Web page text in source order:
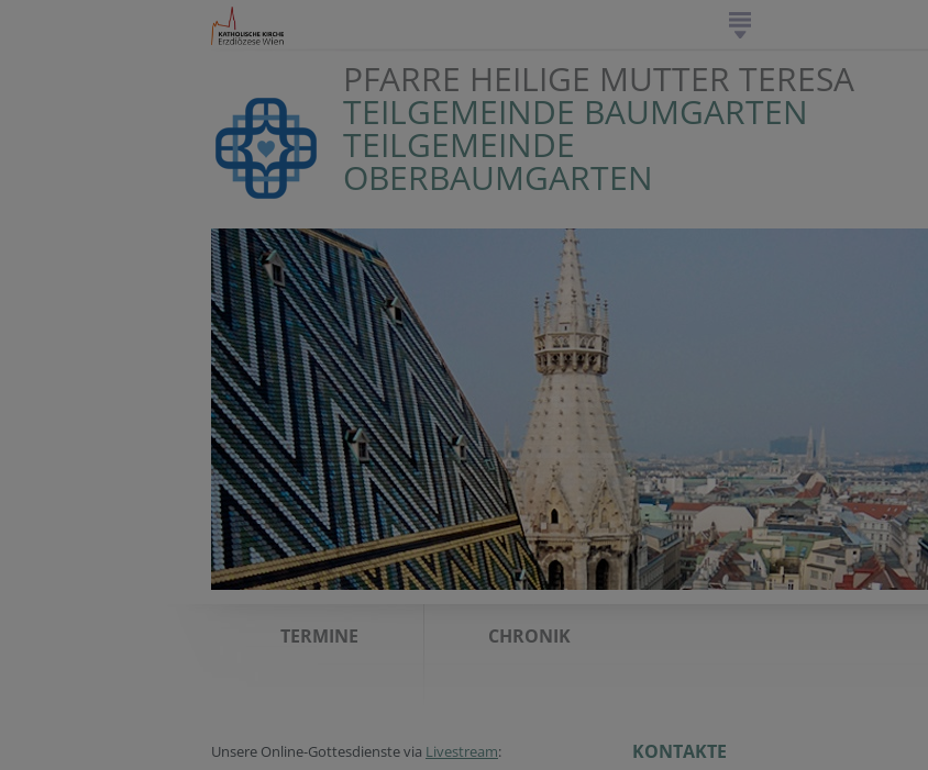
PFARRE HEILIGE MUTTER TERESA
TEILGEMEINDE BAUMGARTEN
TEILGEMEINDE
OBERBAUMGARTEN
TERMINE CHRONIK
Unsere Online-Gottesdienste via Livestream:
KONTAKTE